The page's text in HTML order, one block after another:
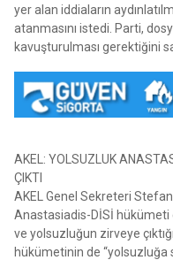
yer alan iddiaların
atanmasını istedi. Parti,
kavuşturulması gerektiğini
AKEL: YOLSUZLUK
ÇIKTI
AKEL Genel Sekreteri
Anastasiadis-DİSİ hükümeti
ve yolsuzluğun zirveye
hükümetinin de “yolsuzluğa